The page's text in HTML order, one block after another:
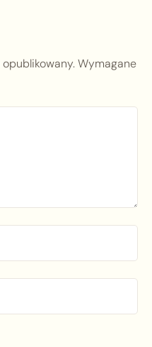
Wymagane